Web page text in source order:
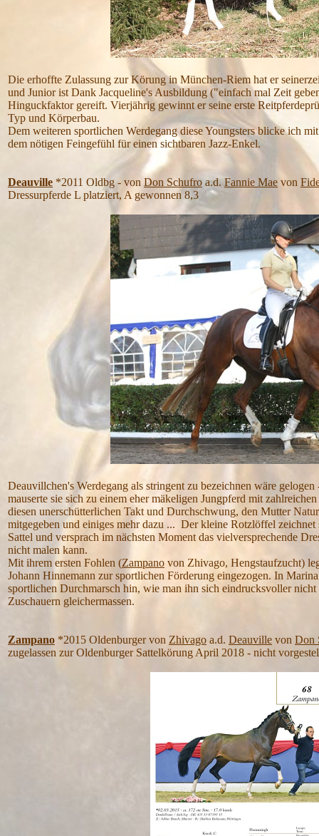
Die erhoffte Zulassung zur Körung in München-Riem hat er
und Junior ist Dank Jacqueline's Ausbildung ("einfach mal Zeit
Hinguckfaktor gereift. Vierjährig gewinnt er seine erste
Typ und Körperbau.
Dem weiteren sportlichen Werdegang diese Youngsters blicke ich
dem nötigen Feingefühl für einen sichtbaren Jazz-Enkel.
Deauville *2011 Oldbg - von Don Schufro a.d.Fannie Mae von
Dressurpferde L platziert, A gewonnen 8,3
Deauvillchen's Werdegang als stringent zu bezeichnen wäre
mauserte sie sich zu einem eher mäkeligen Jungpferd mit
diesen unerschütterlichen Takt und Durchschwung, den Mutter
mitgegeben und einiges mehr dazu ... Der kleine Rotzlöffel
Sattel und versprach im nächsten Moment das vielversprechende
nicht malen kann.
Mit ihrem ersten Fohlen (Zampano von Zhivago, Hengstaufzucht)
Johann Hinnemann zur sportlichen Förderung eingezogen. In
sportlichen Durchmarsch hin, wie man ihn sich eindrucksvoller
Zuschauern gleichermassen.
Zampano *2015 Oldenburger von Zhivago a.d. Deauville von Don
zugelassen zur Oldenburger Sattelkörung April 2018 - nicht